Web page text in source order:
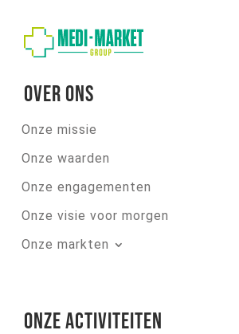
Over ons
Onze missie
Onze waarden
Onze engagementen
Onze visie voor morgen
Onze markten
Onze activiteiten